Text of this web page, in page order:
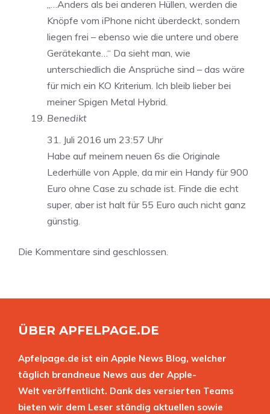
„…Anders als bei anderen Hüllen, werden die
Knöpfe vom iPhone nicht überdeckt, sondern
liegen frei – ebenso wie die untere und obere
Gerätekante…“ Da sieht man, wie
unterschiedlich die Ansprüche sind – das wäre
für mich ein KO Kriterium. Ich bleib lieber bei
meiner Spigen Metal Hybrid.
Benedikt
31. Juli 2016 um 23:57 Uhr
Habe auf meinem neuen 6s die Originale
Lederhülle von Apple, da mir ein Handy für 900
Euro ohne Case zu schade ist. Finde die echt
super, aber ist halt für 55 Euro auch nicht ganz
günstig.
Die Kommentare sind geschlossen.
ÜBER APFELPAGE.DE
Apfelpage.de ist ein Apple News Blog, welcher
täglich brandneue News aus der Apple-
Welt veröffentlicht. Dank des versierten Teams
bieten wir dem Leser ständig aktuellen sowie